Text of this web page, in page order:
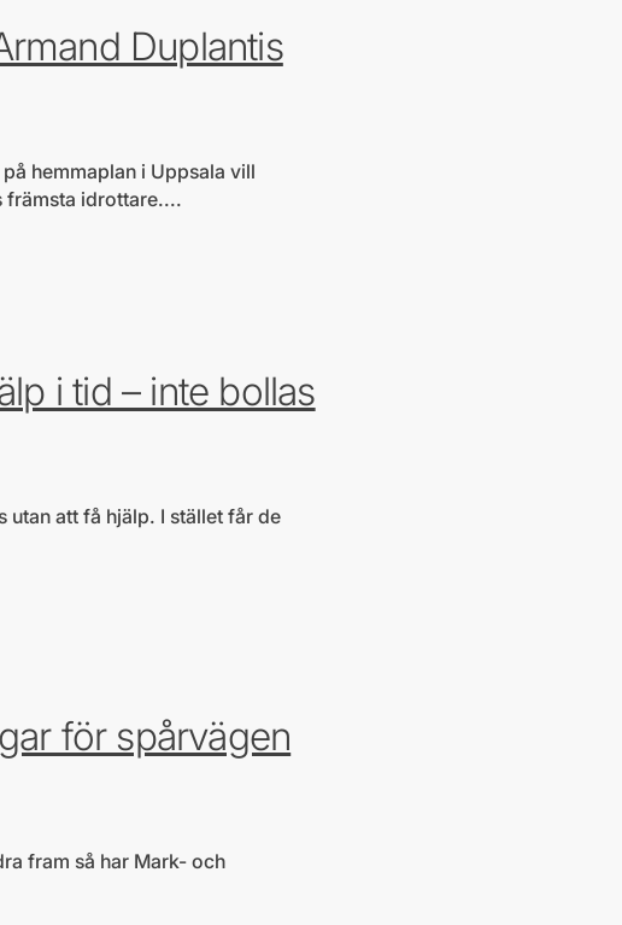
Duplantis
hemmaplan i Uppsala vill
främsta idrottare....
i tid – inte bollas
att få hjälp. I stället får de
för spårvägen
fram så har Mark- och